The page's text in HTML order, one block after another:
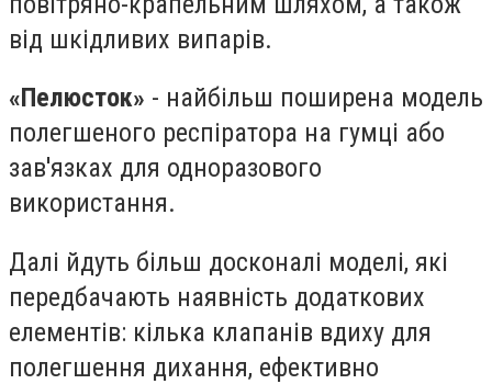
від шкідливих випарів.
«Пелюсток» - найбільш поширена модель
полегшеного респіратора на гумці або
зав'язках для одноразового
використання.
Далі йдуть більш досконалі моделі, які
передбачають наявність додаткових
елементів: кілька клапанів вдиху для
полегшення дихання, ефективно